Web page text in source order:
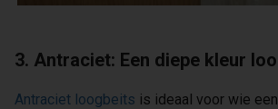
3. Antraciet: Een diepe kleur
Antraciet loogbeits is ideaal voor wie